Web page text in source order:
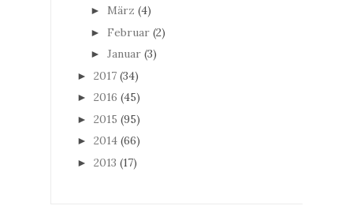
► März (4)
► Februar (2)
► Januar (3)
► 2017 (34)
► 2016 (45)
► 2015 (95)
► 2014 (66)
► 2013 (17)